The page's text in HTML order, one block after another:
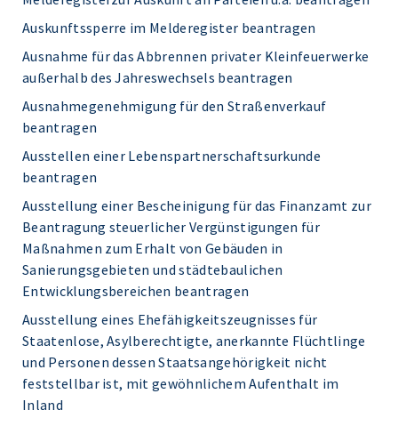
Auskunftssperre im Melderegister beantragen
Ausnahme für das Abbrennen privater Kleinfeuerwerke
außerhalb des Jahreswechsels beantragen
Ausnahmegenehmigung für den Straßenverkauf
beantragen
Ausstellen einer Lebenspartnerschaftsurkunde
beantragen
Ausstellung einer Bescheinigung für das Finanzamt zur
Beantragung steuerlicher Vergünstigungen für
Maßnahmen zum Erhalt von Gebäuden in
Sanierungsgebieten und städtebaulichen
Entwicklungsbereichen beantragen
Ausstellung eines Ehefähigkeitszeugnisses für
Staatenlose, Asylberechtigte, anerkannte Flüchtlinge
und Personen dessen Staatsangehörigkeit nicht
feststellbar ist, mit gewöhnlichem Aufenthalt im
Inland